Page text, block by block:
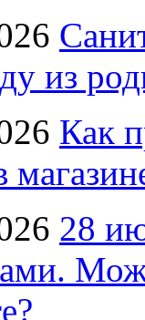
из
Как
28